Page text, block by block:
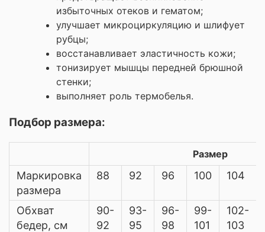
избыточных отеков и гематом;
улучшает микроциркуляцию и шлифует
рубцы;
восстанавливает эластичность кожи;
тонизирует мышцы передней брюшной
стенки;
выполняет роль термобелья.
Подбор размера:
Размер
Маркировка
размера
88 92 96 100 104
Обхват
бедер, см
90-
92
93-
95
96-
98
99-
101
102-
103